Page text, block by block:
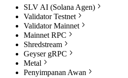
SLV AI (Solana Agen)
Validator Testnet
Validator Mainnet
Mainnet RPC
Shredstream
Geyser gRPC
Metal
Penyimpanan Awan